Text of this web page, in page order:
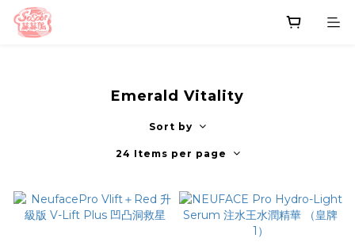
Emerald Vitality
Sort by
24 Items per page